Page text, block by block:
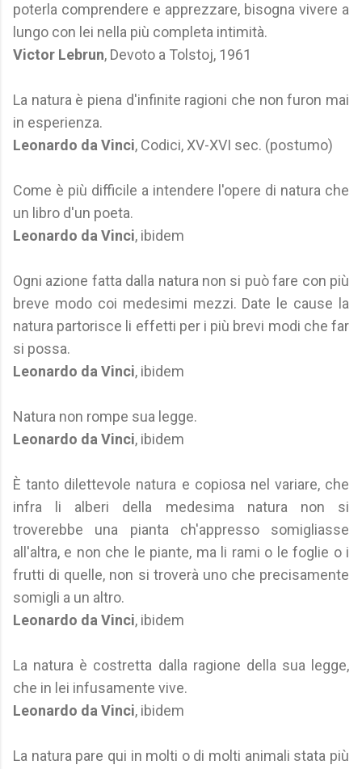
poterla comprendere e apprezzare, bisogna vivere a
lungo con lei nella più completa intimità.
Victor Lebrun, Devoto a Tolstoj, 1961
La natura è piena d'infinite ragioni che non furon mai
in esperienza.
Leonardo da Vinci, Codici, XV-XVI sec. (postumo)
Come è più difficile a intendere l'opere di natura che
un libro d'un poeta.
Leonardo da Vinci, ibidem
Ogni azione fatta dalla natura non si può fare con più
breve modo coi medesimi mezzi. Date le cause la
natura partorisce li effetti per i più brevi modi che far
si possa.
Leonardo da Vinci, ibidem
Natura non rompe sua legge.
Leonardo da Vinci, ibidem
È tanto dilettevole natura e copiosa nel variare, che
infra li alberi della medesima natura non si
troverebbe una pianta ch'appresso somigliasse
all'altra, e non che le piante, ma li rami o le foglie o i
frutti di quelle, non si troverà uno che precisamente
somigli a un altro.
Leonardo da Vinci, ibidem
La natura è costretta dalla ragione della sua legge,
che in lei infusamente vive.
Leonardo da Vinci, ibidem
La natura pare qui in molti o di molti animali stata più